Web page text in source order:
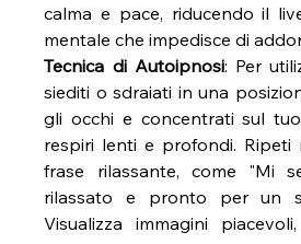
calma e pace, riducendo il
mentale che impedisce di
Tecnica di Autoipnosi: Per
siediti o sdraiati in una
gli occhi e concentrati sul
respiri lenti e profondi. Ripeti
frase rilassante, come "Mi
rilassato e pronto per un
Visualizza immagini